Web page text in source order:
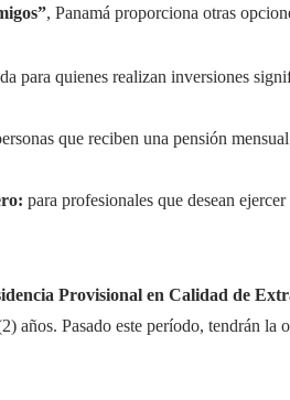
, Panamá proporciona otras
para quienes realizan inversiones
que reciben una pensión
para profesionales que desean
Provisional en Calidad de
años. Pasado este período, tendrán